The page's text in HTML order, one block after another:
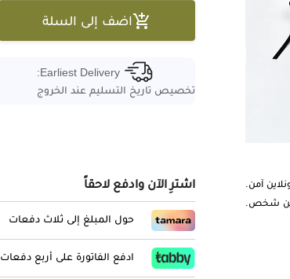
اضف إلى السلة
Earliest Delivery:
تخصيص تاريخ التسليم عند الخروج
اشترِ الآن وادفع لاحقاً
حول المبلغ إلى ثلاث دفعات
ادفع الفاتورة على أربع دفعات